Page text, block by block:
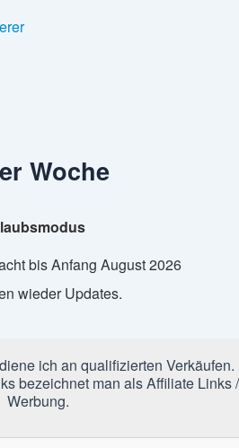
Woche
bis Anfang August 2026
wieder Updates.
ich an qualifizierten Verkäufen.
bezeichnet man als Affiliate Links /
Werbung.